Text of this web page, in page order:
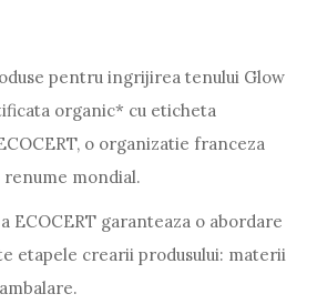
pentru ingrijirea tenului Glow
organic* cu eticheta
o organizatie franceza
mondial.
ECOCERT garanteaza o abordare
etapele crearii produsului: materii